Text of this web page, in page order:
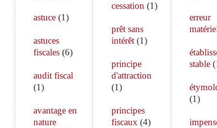
astuce (1)
astuces
fiscales (6)
audit fiscal
(1)
avantage en
nature
cessation (1)
prêt sans
intérêt(1)
principe
d'attraction
(1)
principes
fiscaux (4)
erreur
stable(
(1)